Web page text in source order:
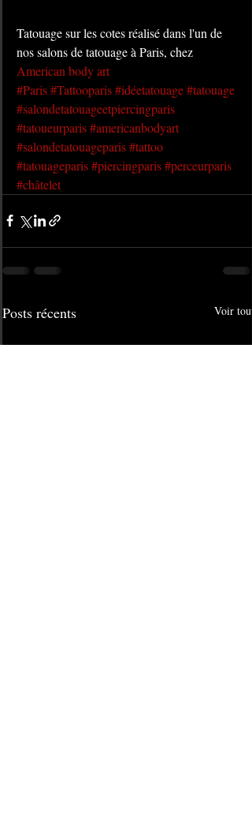
Tatouage sur les cotes réalisé dans l'un de
nos salons de tatouage à Paris, chez
American body art
#Paris#Tattooparis#idéetatouage#tatouage
#salondetatouageetpiercingparis
#tatoueurparis#americanbodyart
#salondetatouageparis#tattoo
#tatouageparis#piercingparis#perceurparis
#châtelet
Posts récents Voir tout